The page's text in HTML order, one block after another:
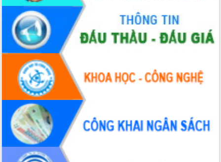
Chương trình “Gặp gỡ hữu nghị –
Friendship Meeting New Year 2026”
Bầu cử Quốc hội và HĐND: Cử tri Đắk
Lắk gửi gắm niềm tin, kỳ vọng vào lá
phiếu
Đắk Lắk sẵn sàng các điều kiện cho
Ngày hội bầu cử đại biểu Quốc hội
khóa XVI và HĐND các cấp nhiệm kỳ
2026-2031
Đảm bảo cuộc bầu cử đại biểu Quốc
hội và đại biểu HĐND các cấp diễn ra
an toàn, hiệu quả, đúng quy định
Thủ tướng Chính phủ Phạm Minh Chính
kiểm tra, chỉ đạo hoàn thành các dự
án cao tốc và thăm khu tái định cư tại